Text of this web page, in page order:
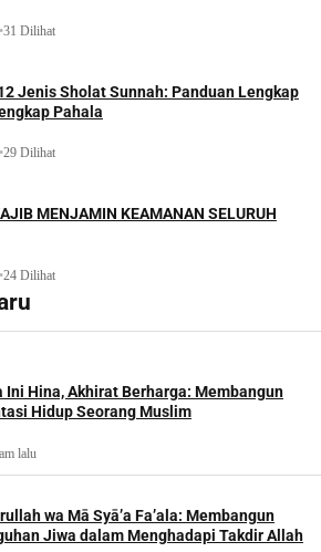
31 Dilihat
Jenis Sholat Sunnah: Panduan Lengkap
Pahala
29 Dilihat
MENJAMIN KEAMANAN SELURUH
24 Dilihat
Ini Hina, Akhirat Berharga: Membangun
Hidup Seorang Muslim
lalu
wa Mā Syā’a Fa’ala: Membangun
Jiwa dalam Menghadapi Takdir Allah